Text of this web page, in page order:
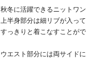
秋冬に活躍できるニットワン
上半身部分は細リブが入って
すっきりと着こなすことが
ウエスト部分には両サイド